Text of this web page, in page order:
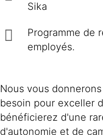
Sika
Programme de
employés.
Nous vous
besoin pour exceller
bénéficierez d'une
d'autonomie et de